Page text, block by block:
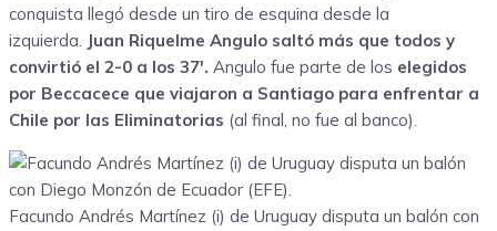
conquista llegó desde un tiro de esquina desde la
izquierda. Juan Riquelme Angulo saltó más que todos y
convirtió el 2-0 a los 37′. Angulo fue parte de los elegidos
por Beccacece que viajaron a Santiago para enfrentar a
Chile por las Eliminatorias (al final, no fue al banco).
Facundo Andrés Martínez (i) de Uruguay disputa un balón con